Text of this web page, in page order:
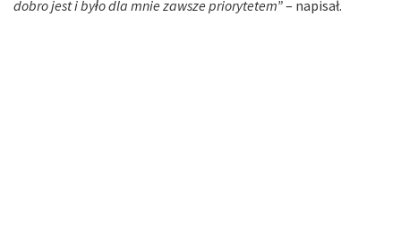
dobro jest i było dla mnie zawsze priorytetem”– napisał.